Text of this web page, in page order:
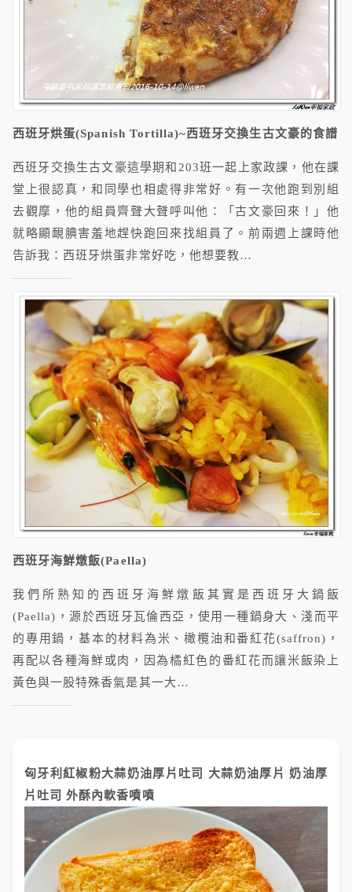
西班牙烘蛋(Spanish Tortilla)~西班牙交換生古文豪的食譜
西班牙交換生古文豪這學期和203班一起上家政課，他在課
堂上很認真，和同學也相處得非常好。有一次他跑到別組
去觀摩，他的組員齊聲大聲呼叫他：「古文豪回來！」他
就略顯靦腆害羞地趕快跑回來找組員了。前兩週上課時他
告訴我：西班牙烘蛋非常好吃，他想要教…
西班牙海鮮燉飯(Paella)
我們所熟知的西班牙海鮮燉飯其實是西班牙大鍋飯
(Paella)，源於西班牙瓦倫西亞，使用一種鍋身大、淺而平
的專用鍋，基本的材料為米、橄欖油和番紅花(saffron)，
再配以各種海鮮或肉，因為橘紅色的番紅花而讓米飯染上
黃色與一股特殊香氣是其一大…
匈牙利紅椒粉大蒜奶油厚片吐司 大蒜奶油厚片 奶油厚
片吐司 外酥內軟香噴噴